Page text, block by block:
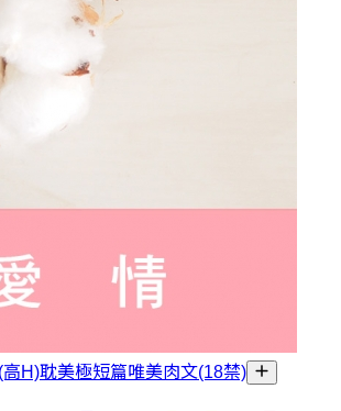
H)耽美極短篇唯美肉文(18禁)